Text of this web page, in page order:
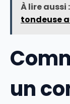
À lire aussi :
tondeuse
un